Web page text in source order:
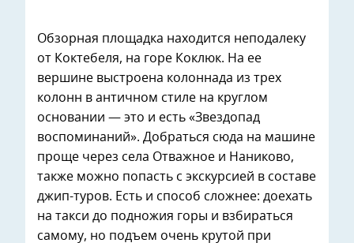
Обзорная площадка находится неподалеку
от Коктебеля, на горе Коклюк. На ее
вершине выстроена колоннада из трех
колонн в античном стиле на круглом
основании — это и есть «Звездопад
воспоминаний». Добраться сюда на машине
проще через села Отважное и Наниково,
также можно попасть с экскурсией в составе
джип-туров. Есть и способ сложнее: доехать
на такси до подножия горы и взбираться
самому, но подъем очень крутой при